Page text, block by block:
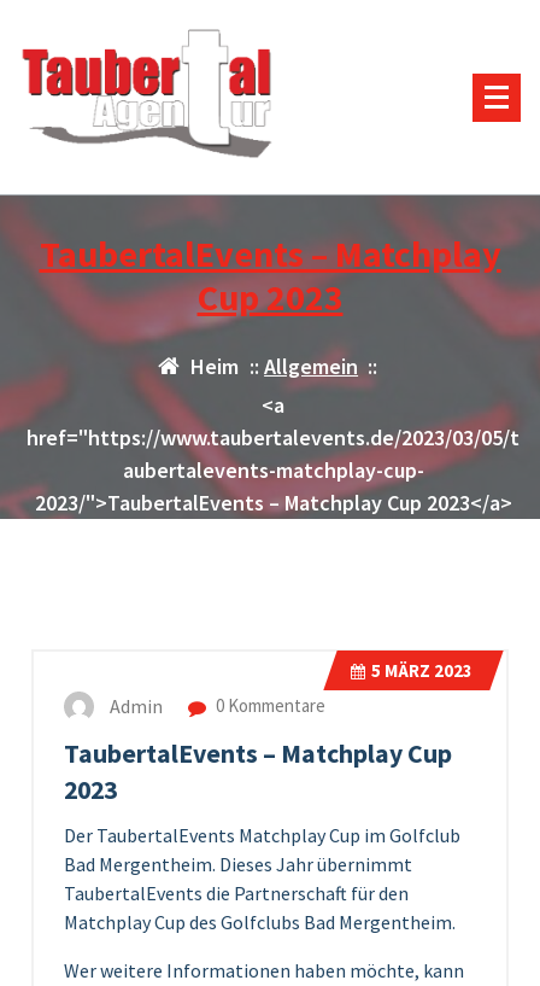
Inhalt
springen
TaubertalEvents – Matchplay
Cup 2023
Heim ::Allgemein ::
<a
href="https://www.taubertalevents.de/2023/03/05/t
aubertalevents-matchplay-cup-
2023/">TaubertalEvents – Matchplay Cup 2023</a>
5 MÄRZ 2023
Admin 0 Kommentare
TaubertalEvents – Matchplay Cup
2023
Der TaubertalEvents Matchplay Cup im Golfclub
Bad Mergentheim. Dieses Jahr übernimmt
TaubertalEvents die Partnerschaft für den
Matchplay Cup des Golfclubs Bad Mergentheim.
Wer weitere Informationen haben möchte, kann